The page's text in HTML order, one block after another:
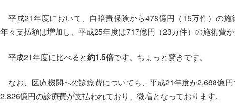
平成21年度において、自賠責保険から478億円（15万件）の施
年々支払額は増加し、平成25年度は717億円（23万件）の施術費が
平成21年度に比べると約1.5倍です。ちょっと驚きです。
なお、医療機関への診療費についても、平成21年度が2,688億
2,826億円の診療費が支払われており、微増となっております。